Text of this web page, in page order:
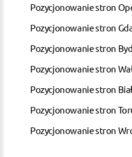
Pozycjonowanie stron
Pozycjonowanie stron
Pozycjonowanie stron
Pozycjonowanie stron
Pozycjonowanie stron
Pozycjonowanie stron
Pozycjonowanie stron